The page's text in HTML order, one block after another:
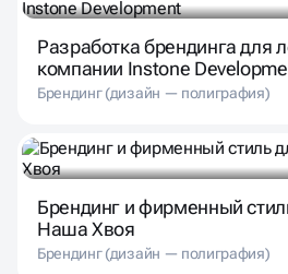
Разработка брендинга для
компании Instone
Брендинг (дизайн — полиграфия)
Брендинг и фирменный
Наша Хвоя
Брендинг (дизайн — полиграфия)